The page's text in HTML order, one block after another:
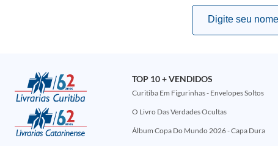
TOP 10 + VENDIDOS
Curitiba Em Figurinhas - Envelopes Soltos
O Livro Das Verdades Ocultas
Álbum Copa Do Mundo 2026 - Capa Dura